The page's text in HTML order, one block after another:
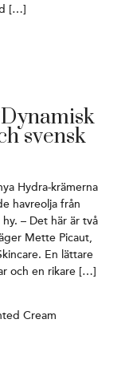
[…]
svensk
Hydra-krämerna
havreolja från
– Det här är två
Mette Picaut,
En lättare
och en rikare […]